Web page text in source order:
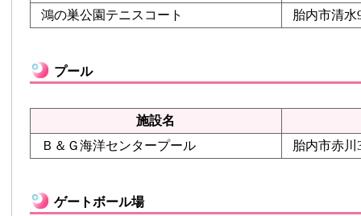
鴻の巣公園テニスコート 胎内市清水
プール
施設名
Ｂ＆Ｇ海洋センタープール
胎内市赤川
ゲートボール場